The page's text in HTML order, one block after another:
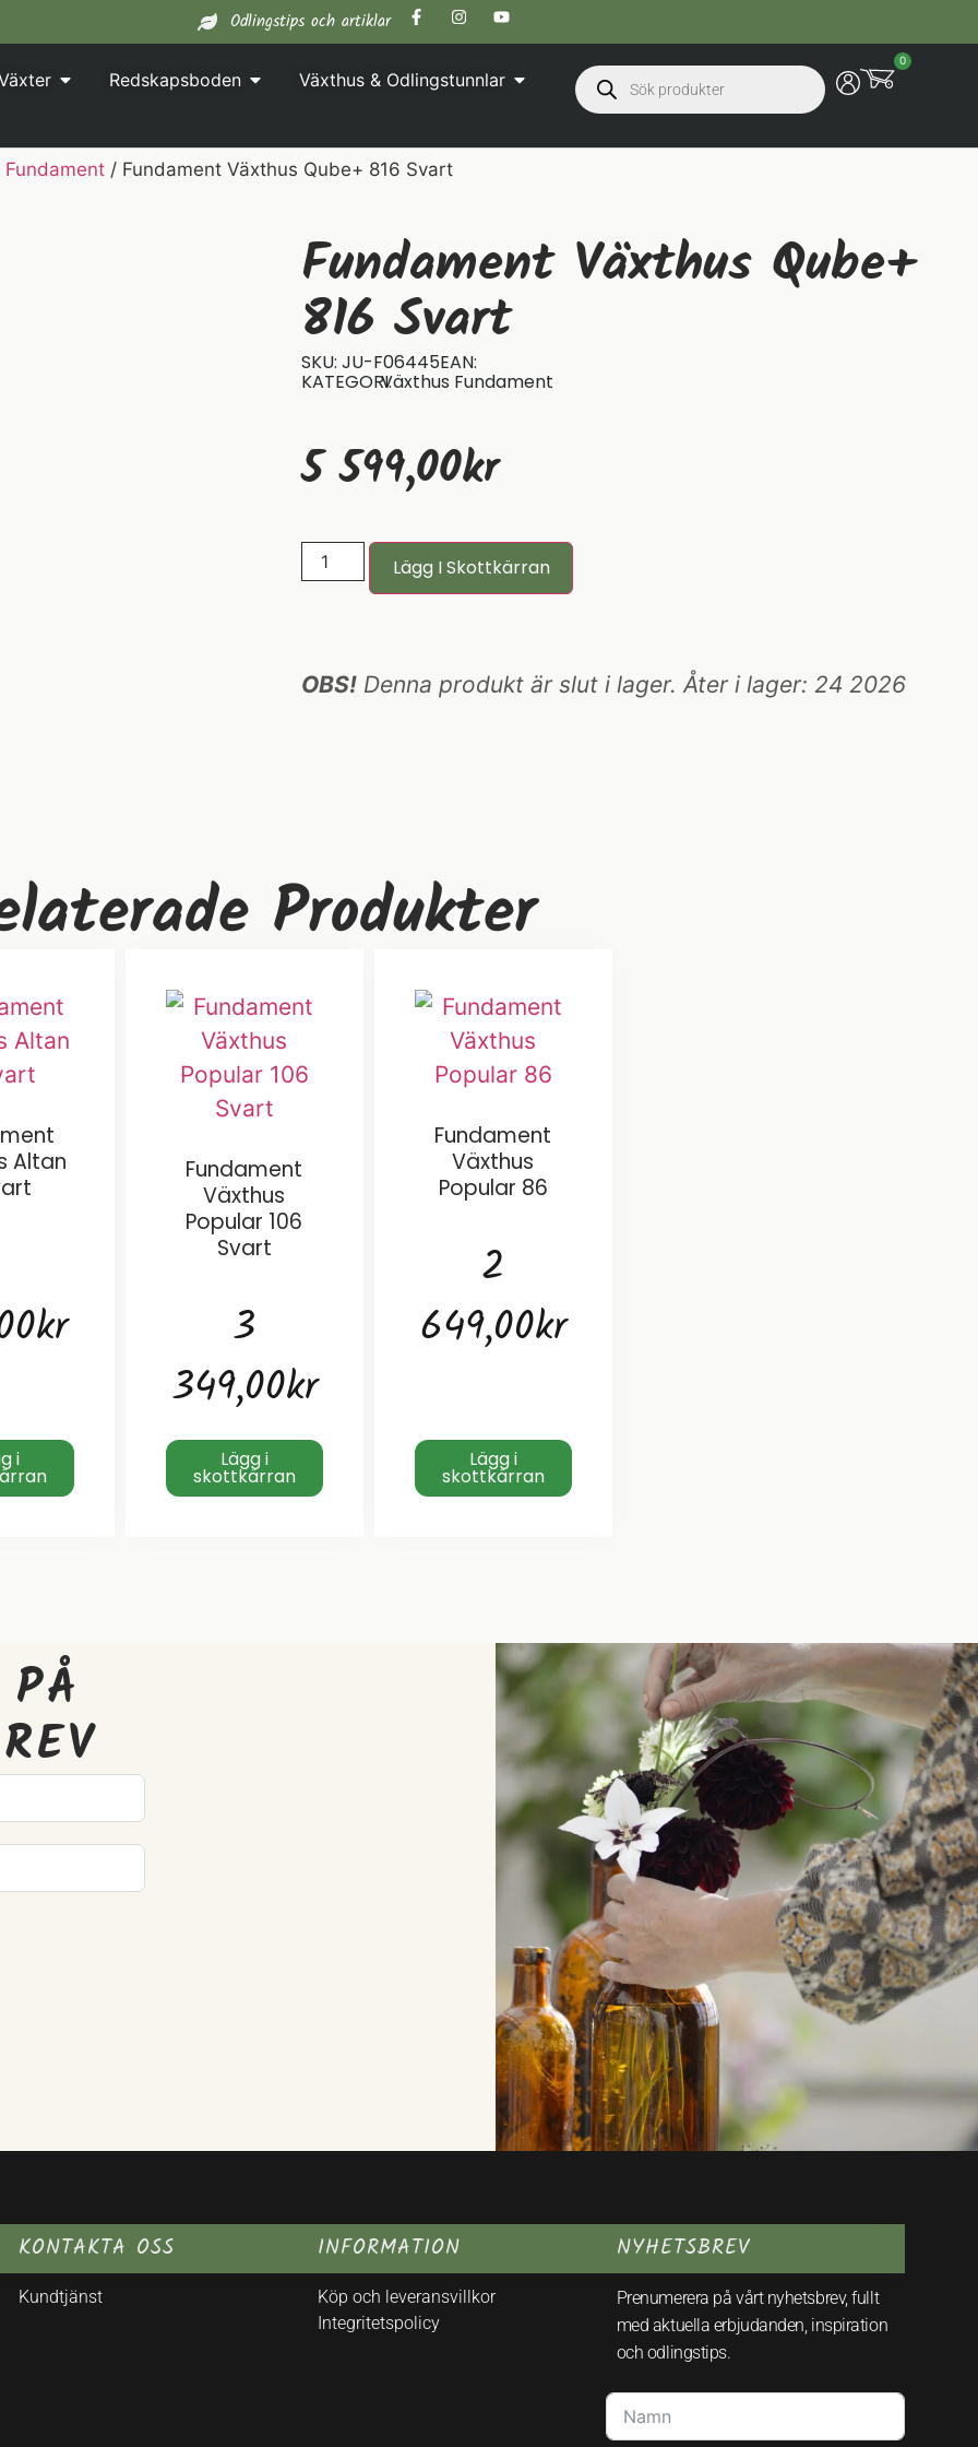
Odlingstips och artiklar
Redskapsboden Växthus & Odlingstunnlar
0
Fundament / Fundament Växthus Qube+ 816 Svart
Fundament Växthus Qube+
816 Svart
SKU: JU-F06445EAN:
KATEGORI:Växthus Fundament
5 599,00Kr
Lägg I Skottkärran
OBS!Denna produkt är slut i lager. Åter i lager: 24 2026
Produkter
Altan
kr
i
Fundament
Växthus
Popular 106
Svart
3
349,00kr
Lägg i
skottkärran
Fundament
Växthus
Popular 86
2
649,00kr
Lägg i
skottkärran
KONTAKTA OSS
Kundtjänst
INFORMATION
Köp och leveransvillkor
Integritetspolicy
NYHETSBREV
Prenumerera på vårt nyhetsbrev, fullt
med aktuella erbjudanden, inspiration
och odlingstips.